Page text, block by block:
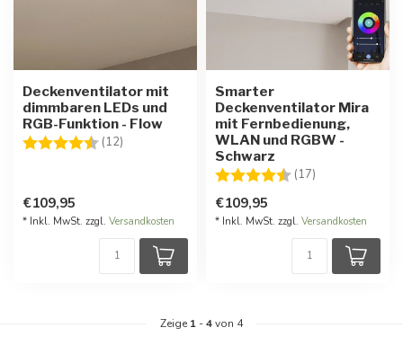
Deckenventilator mit
dimmbaren LEDs und
RGB-Funktion - Flow
Bewertung:
(12) 4.7 von 5 Sternen
€109,95
* Inkl. MwSt. zzgl. Versandkosten
Smarter
Deckenventilator Mira
mit Fernbedienung,
WLAN und RGBW -
Schwarz
Bewertung:
(17)
€109,95
* Inkl. MwSt. zzgl. Versandkosten
Zeige 1 -4von 4